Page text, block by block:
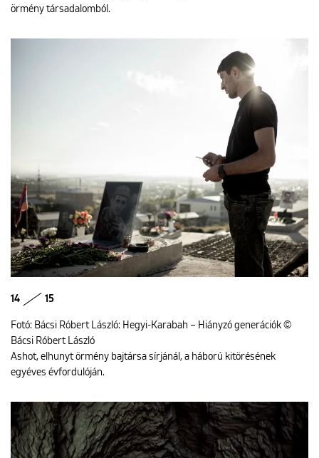
örmény társadalomból.
14 15
Fotó: Bácsi Róbert László: Hegyi-Karabah – Hiányzó generációk ©
Bácsi Róbert László
Ashot, elhunyt örmény bajtársa sírjánál, a háború kitörésének
egyéves évfordulóján.